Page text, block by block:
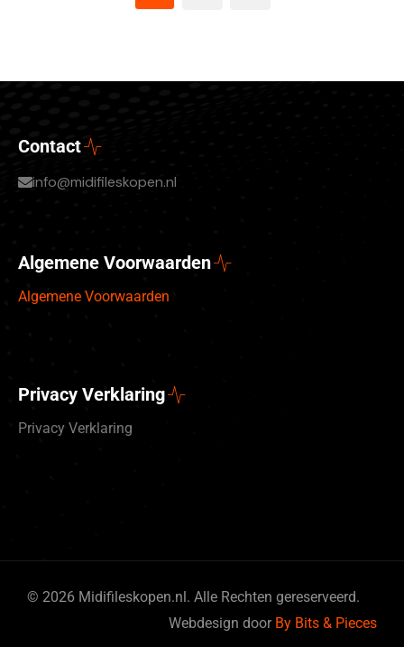
Contact
info@midifileskopen.nl
Algemene Voorwaarden
Algemene Voorwaarden
Privacy Verklaring
Privacy Verklaring
© 2026 Midifileskopen.nl. Alle Rechten gereserveerd.
Webdesign door By Bits & Pieces
English (UK)
Deutsch